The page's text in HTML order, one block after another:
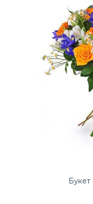
Букет